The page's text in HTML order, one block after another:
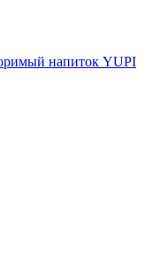
напиток YUPI